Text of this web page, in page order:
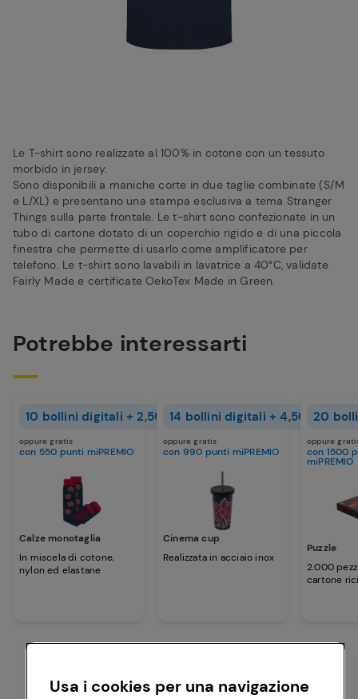
Le T-shirt sono realizzate al 100% in cotone con un tessuto
morbido in jersey.
Sono disponibili a maniche corte in due taglie combinate (S/M
e L/XL) e presentano una stampa esclusiva a tema Stranger
Things sulla parte frontale. Le t-shirt sono confezionate in un
tubo di cartone dotato di un coperchio rigido e di una piccola
finestra che permette di usarlo come amplificatore per
telefono. Le t-shirt sono lavabili in lavatrice a 40°C, validate
Fairly Made e certificate OekoTex Made in Green.
Potrebbe interessarti
10 bollini digitali + 2,50€
oppure gratis
con 550 punti miPREMIO
Calze monotaglia
In miscela di cotone,
nylon ed elastane
14 bollini digitali + 4,50€
oppure gratis
con 990 punti miPREMIO
Cinema cup
Realizzata in acciaio inox
20
oppure
con 1500
miPREMIO
Puzzle
2.000
cartone
Usa i cookies per una navigazione